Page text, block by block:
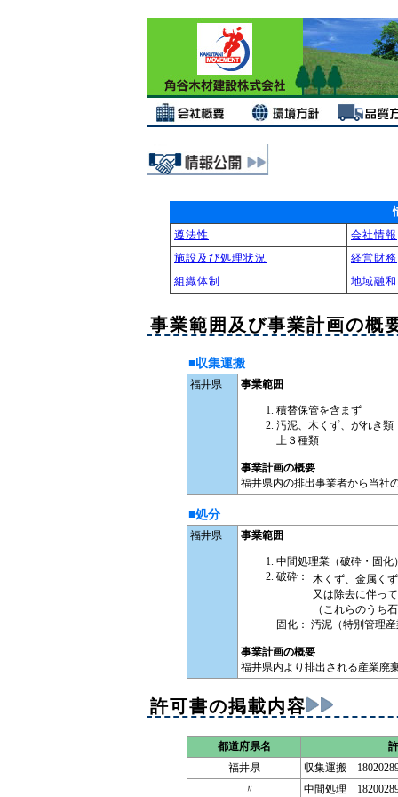
遵法性
会社情報
施設及び処理状況
経営財務
組織体制
地域融和
事業範囲及び事業計画の概
■収集運搬
福井県 事業範囲
積替保管を含まず
汚泥、木くず、がれき
上３種類
事業計画の概要
福井県内の排出事業者から当社
■処分
福井県 事業範囲
中間処理業（破砕・固化
破砕：
木くず、金属く
又は除去に伴っ
（これらのうち
固化： 汚泥（特別管理
事業計画の概要
福井県内より排出される産業廃
許可書の掲載内容
都道府県名
福井県
収集運搬
〃
中間処理